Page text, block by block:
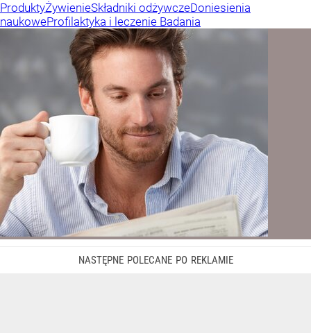
ProduktyŻywienieSkładniki odżywczeDoniesienia
naukoweProfilaktyka i leczenie Badania